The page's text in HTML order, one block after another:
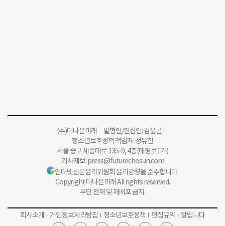
(주)더나은미래 발행인/편집인: 김윤곤
청소년보호정책 책임자: 정유진
서울 중구 세종대로 135-9, 4층(태평로1가)
기사제보:press@futurechosun.com
인터넷신문윤리위원회 윤리강령을 준수합니다.
Copyright 더나은미래 All rights reserved.
무단 전재 및 재배포 금지.
회사소개 개인정보처리방침 청소년보호정책 편집규약 알립니다